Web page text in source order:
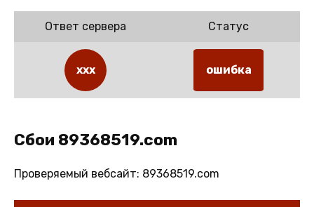
Ответ сервера
xxx
Статус
ошибка
Сбои 89368519.com
Проверяемый вебсайт: 89368519.com